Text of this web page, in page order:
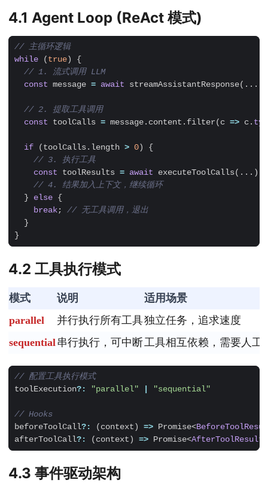
4.1 Agent Loop (ReAct 模式)
while
(true)
{
const message = await streamAssistantResponse(...);
const
toolCalls = message. content . filter(c => c.
if (toolCalls. length > 0)
{
const
toolResults = await executeToolCalls(...);
}
else {
break;
}
}
4.2 工具执行模式
模式 说明
适用场景
parallel
并行执行所有工具独立任务，追求速度
sequential串行执行，可中断工具相互依赖，需要人工
toolExecution?: "parallel" "sequential"
beforeToolCall?: (context) => Promise<
afterToolCall?: (context) => Promise<AfterToolResult
4.3 事件驱动架构